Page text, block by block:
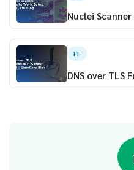
Nuclei
IT
DNS over TLS